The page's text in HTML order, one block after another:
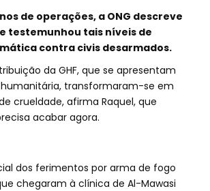
de operações, a ONG descreve
testemunhou tais níveis de
contra civis desarmados.
da GHF, que se apresentam
transformaram-se em
crueldade, afirma Raquel, que
acabar agora.
dos ferimentos por arma de fogo
chegaram à clínica de Al-Mawasi